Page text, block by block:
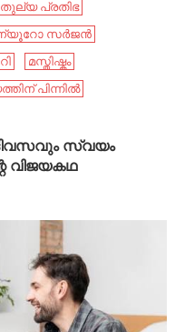
പ്രതിഭ
സർജൻ
മസ്തിഷ്കം
പിന്നിൽ
ദിവസവും സ്വയം
വിജയകഥ